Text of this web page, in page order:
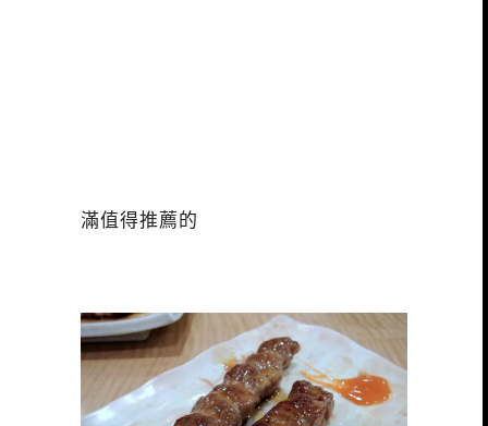
滿值得推薦的